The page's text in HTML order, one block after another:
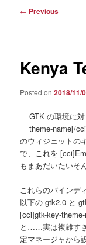
Post
← Previous
Kenya
Posted on2018/11/
GTK の環境に
theme-name[/
のウィジェットの
で、これを
もまあだいたいそ
これらのバインデ
以下の gtk2.0 と
[cci]gtk-key-
と……実は複雑す
定マネージャから